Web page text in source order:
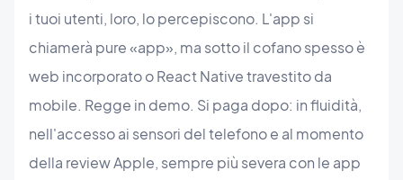
i tuoi utenti, loro, lo percepiscono. L'app si
chiamerà pure «app», ma sotto il cofano spesso è
web incorporato o React Native travestito da
mobile. Regge in demo. Si paga dopo: in fluidità,
nell'accesso ai sensori del telefono e al momento
della review Apple, sempre più severa con le app